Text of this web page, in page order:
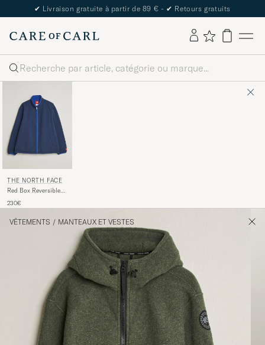
✔ Livraison gratuite à partir de 89 € - ✔ Retours gratuits
Rechercher
THE NORTH FACE
Red Box Reversible
Navy
230€
VÊTEMENTS / MANTEAUX ET VESTES